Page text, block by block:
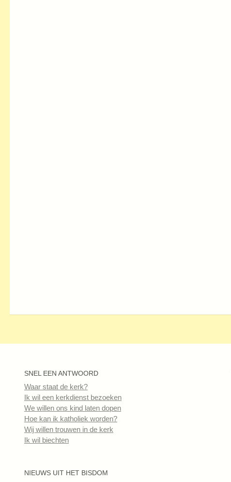
SNEL EEN ANTWOORD
Waar staat de kerk?
Ik wil een kerkdienst bezoeken
We willen ons kind laten dopen
Hoe kan ik katholiek worden?
Wij willen trouwen in de kerk
Ik wil biechten
NIEUWS UIT HET BISDOM